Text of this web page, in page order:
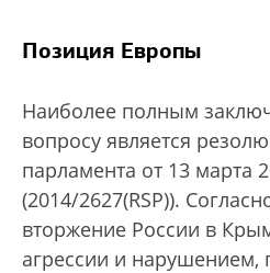
Позиция Европы
Наиболее полным
вопросу является
парламента от 13 марта
(2014/2627(RSP)).
вторжение России в
агрессии и нарушением,